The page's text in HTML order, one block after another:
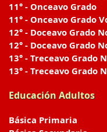
11° - Onceavo Grado
11° - Onceavo Grado
12° - Doceavo Grado
12° - Doceavo Grado
13° - Treceavo Grado
13° - Treceavo Grado
Educación Adultos
Básica Primaria